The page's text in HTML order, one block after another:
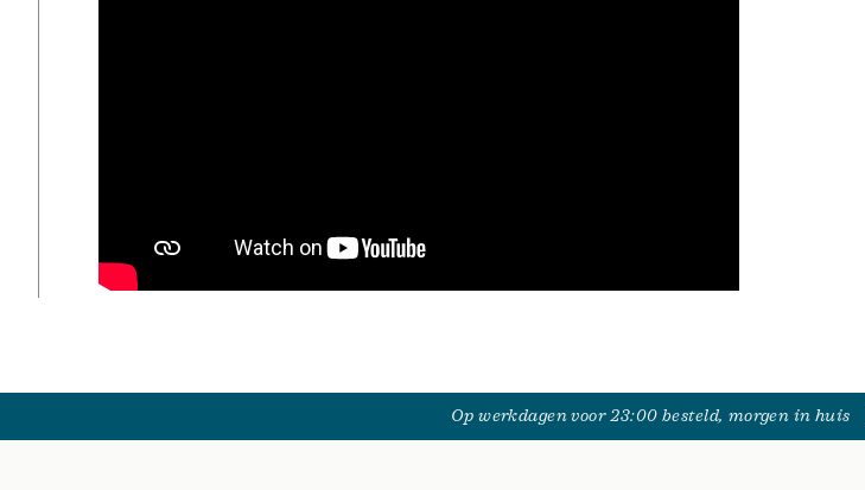
Op werkdagen voor 23:00 besteld, morgen in huis